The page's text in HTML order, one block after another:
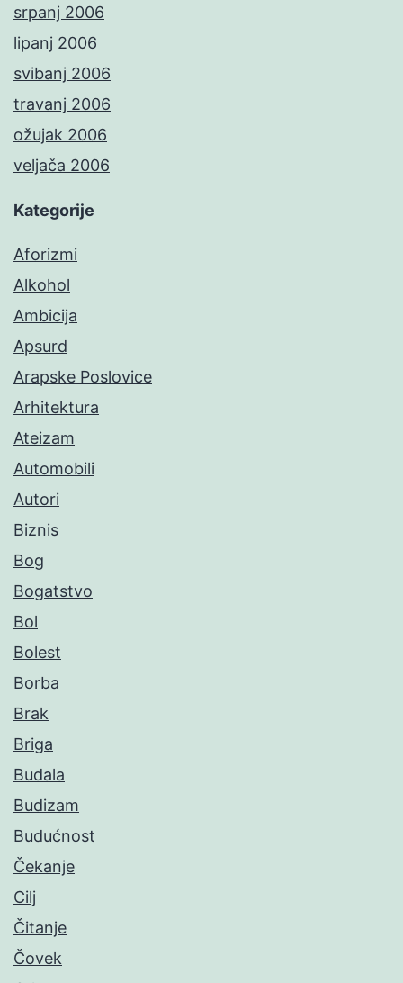
srpanj 2006
lipanj 2006
svibanj 2006
travanj 2006
ožujak 2006
veljača 2006
Kategorije
Aforizmi
Alkohol
Ambicija
Apsurd
Arapske Poslovice
Arhitektura
Ateizam
Automobili
Autori
Biznis
Bog
Bogatstvo
Bol
Bolest
Borba
Brak
Briga
Budala
Budizam
Budućnost
Čekanje
Cilj
Čitanje
Čovek